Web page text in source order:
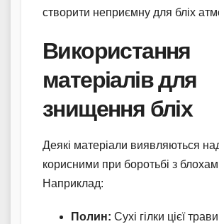
створити неприємну для бліх
Використання
матеріалів для
знищення бліх
Деякі матеріали виявляються
корисними при боротьбі з
Наприклад:
Полин: Сухі гілки цієї